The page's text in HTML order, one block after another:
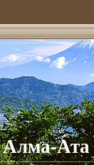
Алма-Ата